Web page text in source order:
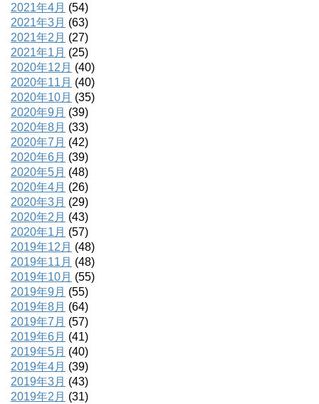
2021年4月 (54)
2021年3月 (63)
2021年2月 (27)
2021年1月 (25)
2020年12月 (40)
2020年11月 (40)
2020年10月 (35)
2020年9月 (39)
2020年8月 (33)
2020年7月 (42)
2020年6月 (39)
2020年5月 (48)
2020年4月 (26)
2020年3月 (29)
2020年2月 (43)
2020年1月 (57)
2019年12月 (48)
2019年11月 (48)
2019年10月 (55)
2019年9月 (55)
2019年8月 (64)
2019年7月 (57)
2019年6月 (41)
2019年5月 (40)
2019年4月 (39)
2019年3月 (43)
2019年2月 (31)